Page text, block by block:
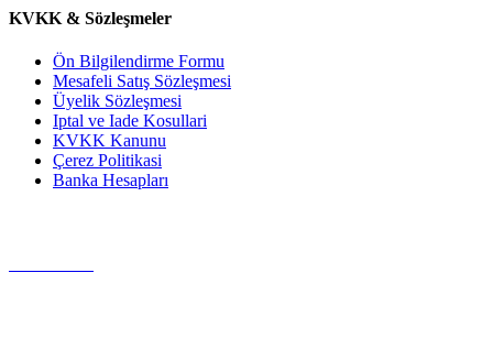
KVKK & Sözleşmeler
Ön Bilgilendirme Formu
Mesafeli Satış Sözleşmesi
Üyelik Sözleşmesi
Iptal ve Iade Kosullari
KVKK Kanunu
Çerez Politikasi
Banka Hesapları